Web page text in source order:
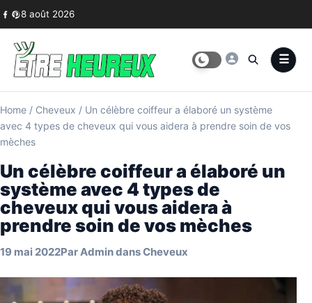
Skip to content
8 août 2026
Home / Cheveux / Un célèbre coiffeur a élaboré un système
avec 4 types de cheveux qui vous aidera à prendre soin de vos
mèches
Un célèbre coiffeur a élaboré un
système avec 4 types de
cheveux qui vous aidera à
prendre soin de vos mèches
19 mai 2022ParAdmindansCheveux